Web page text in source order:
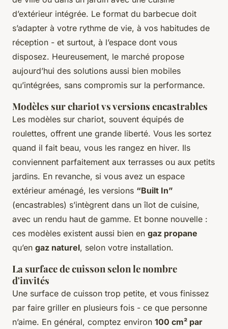
d’extérieur intégrée. Le format du barbecue doit
s’adapter à votre rythme de vie, à vos habitudes de
réception - et surtout, à l’espace dont vous
disposez. Heureusement, le marché propose
aujourd’hui des solutions aussi bien mobiles
qu’intégrées, sans compromis sur la performance.
Modèles sur chariot vs versions encastrables
Les modèles sur chariot, souvent équipés de
roulettes, offrent une grande liberté. Vous les sortez
quand il fait beau, vous les rangez en hiver. Ils
conviennent parfaitement aux terrasses ou aux petits
jardins. En revanche, si vous avez un espace
extérieur aménagé, les versions “Built In”
(encastrables) s’intègrent dans un îlot de cuisine,
avec un rendu haut de gamme. Et bonne nouvelle :
ces modèles existent aussi bien en gaz propane
qu’en gaz naturel, selon votre installation.
La surface de cuisson selon le nombre
d'invités
Une surface de cuisson trop petite, et vous finissez
par faire griller en plusieurs fois - ce que personne
n’aime. En général, comptez environ 100 cm² par